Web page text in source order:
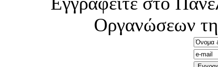
Οργανώσεων